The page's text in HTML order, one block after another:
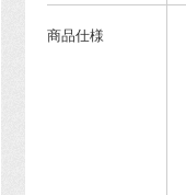
商品仕様